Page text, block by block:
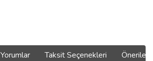
Yorumlar Taksit Seçenekleri